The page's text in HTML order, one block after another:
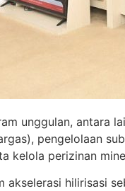
unggulan, antara
pengelolaan
kelola perizinan
hilirisasi